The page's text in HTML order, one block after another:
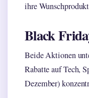
ihre
Black
Beide Aktionen
Rabatte auf Tech,
Dezember)